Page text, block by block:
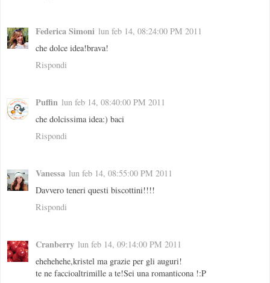
Federica Simoni lun feb 14, 08:24:00 PM 2011
che dolce idea!brava!
Rispondi
Puffin lun feb 14, 08:40:00 PM 2011
che dolcissima idea:) baci
Rispondi
Vanessa lun feb 14, 08:55:00 PM 2011
Davvero teneri questi biscottini!!!!
Rispondi
Cranberry lun feb 14, 09:14:00 PM 2011
ehehehehe,kristel ma grazie per gli auguri!
te ne faccioaltrimille a te!Sei una romanticona !:P